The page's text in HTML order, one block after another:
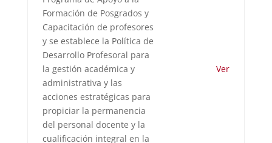
Formación de Posgrados y
Capacitación de profesores
y se establece la Política de
Desarrollo Profesoral para
la gestión académica y
administrativa y las
acciones estratégicas para
propiciar la permanencia
del personal docente y la
cualificación integral en la
Ver